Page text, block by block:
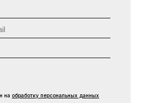
на обработку персональных данных